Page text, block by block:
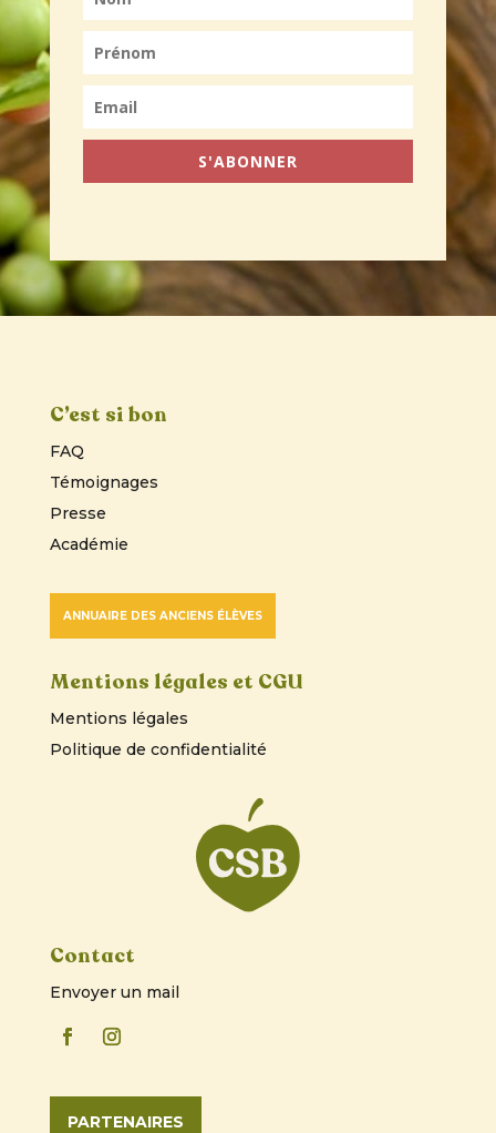
S'ABONNER
C’est si bon
FAQ
Témoignages
Presse
Académie
ANNUAIRE DES ANCIENS ÉLÈVES
Mentions légales et CGU
Mentions légales
Politique de confidentialité
Contact
Envoyer un mail
PARTENAIRES